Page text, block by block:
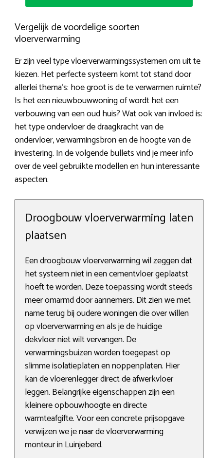
Vergelijk de voordelige soorten
vloerverwarming
Er zijn veel type vloerverwarmingssystemen om uit te
kiezen. Het perfecte systeem komt tot stand door
allerlei thema’s: hoe groot is de te verwarmen ruimte?
Is het een nieuwbouwwoning of wordt het een
verbouwing van een oud huis? Wat ook van invloed is:
het type ondervloer de draagkracht van de
ondervloer, verwarmingsbron en de hoogte van de
investering. In de volgende bullets vind je meer info
over de veel gebruikte modellen en hun interessante
aspecten.
Droogbouw vloerverwarming laten
plaatsen
Een droogbouw vloerverwarming wil zeggen dat
het systeem niet in een cementvloer geplaatst
hoeft te worden. Deze toepassing wordt steeds
meer omarmd door aannemers. Dit zien we met
name terug bij oudere woningen die over willen
op vloerverwarming en als je de huidige
dekvloer niet wilt vervangen. De
verwarmingsbuizen worden toegepast op
slimme isolatieplaten en noppenplaten. Hier
kan de vloerenlegger direct de afwerkvloer
leggen. Belangrijke eigenschappen zijn een
kleinere opbouwhoogte en directe
warmteafgifte. Voor een concrete prijsopgave
verwijzen we je naar de vloerverwarming
monteur in Luinjeberd.